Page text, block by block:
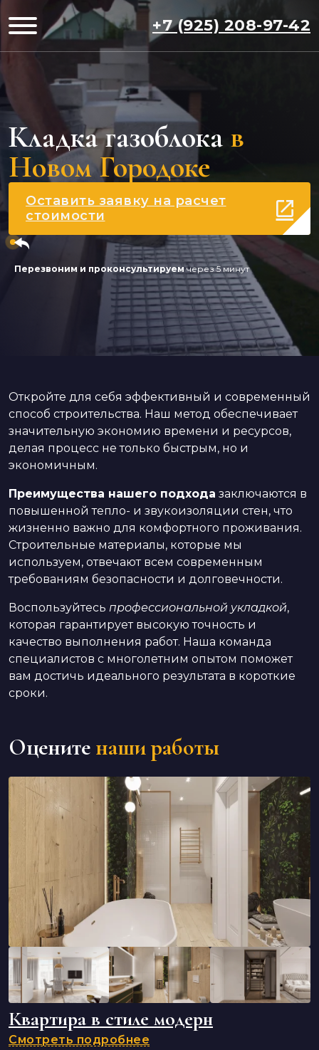
+7 (925) 208-97-42
Кладка газоблока в
Новом Городоке
Оставить заявку на расчет
стоимости
Перезвоним и проконсультируемчерез 5 минут
Откройте для себя эффективный и современный
способ строительства. Наш метод обеспечивает
значительную экономию времени и ресурсов,
делая процесс не только быстрым, но и
экономичным.
Преимущества нашего подхода заключаются в
повышенной тепло- и звукоизоляции стен, что
жизненно важно для комфортного проживания.
Строительные материалы, которые мы
используем, отвечают всем современным
требованиям безопасности и долговечности.
Воспользуйтесь профессиональной укладкой,
которая гарантирует высокую точность и
качество выполнения работ. Наша команда
специалистов с многолетним опытом поможет
вам достичь идеального результата в короткие
сроки.
Оцените наши работы
Квартира в стиле модерн
Смотреть подробнее